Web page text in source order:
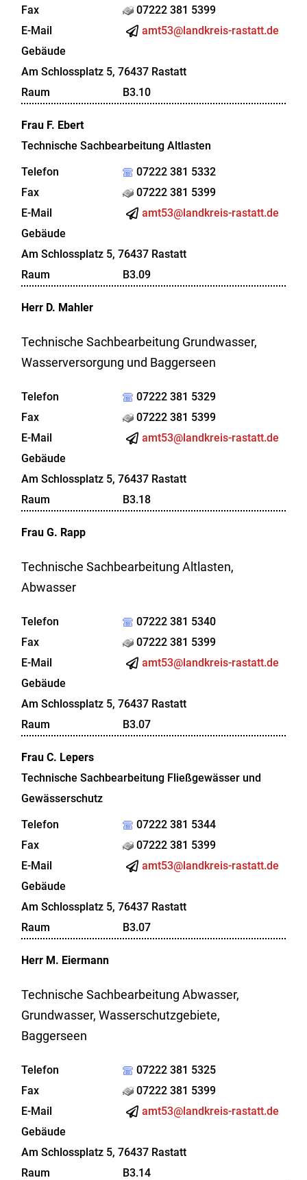
Fax
07222 381 5399
E-Mail
amt53@landkreis-rastatt.de
Gebäude
Am Schlossplatz 5, 76437 Rastatt
Raum
B3.10
Frau F. Ebert
Technische Sachbearbeitung Altlasten
Telefon
07222 381 5332
Fax
07222 381 5399
E-Mail
amt53@landkreis-rastatt.de
Gebäude
Am Schlossplatz 5, 76437 Rastatt
Raum
B3.09
Herr D. Mahler
Technische Sachbearbeitung Grundwasser,
Wasserversorgung und Baggerseen
Telefon
07222 381 5329
Fax
07222 381 5399
E-Mail
amt53@landkreis-rastatt.de
Gebäude
Am Schlossplatz 5, 76437 Rastatt
Raum
B3.18
Frau G. Rapp
Technische Sachbearbeitung Altlasten,
Abwasser
Telefon
07222 381 5340
Fax
07222 381 5399
E-Mail
amt53@landkreis-rastatt.de
Gebäude
Am Schlossplatz 5, 76437 Rastatt
Raum
B3.07
Frau C. Lepers
Technische Sachbearbeitung Fließgewässer und
Gewässerschutz
Telefon
07222 381 5344
Fax
07222 381 5399
E-Mail
amt53@landkreis-rastatt.de
Gebäude
Am Schlossplatz 5, 76437 Rastatt
Raum
B3.07
Herr M. Eiermann
Technische Sachbearbeitung Abwasser,
Grundwasser, Wasserschutzgebiete,
Baggerseen
Telefon
07222 381 5325
Fax
07222 381 5399
E-Mail
amt53@landkreis-rastatt.de
Gebäude
Am Schlossplatz 5, 76437 Rastatt
Raum
B3.14